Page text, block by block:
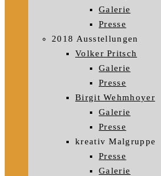
Galerie
Presse
2018 Ausstellungen
Volker Pritsch
Galerie
Presse
Birgit Wehmhoyer
Galerie
Presse
kreativ Malgruppe
Presse
Galerie